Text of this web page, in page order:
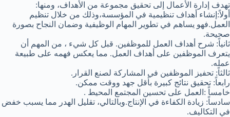
تهدف إدارة الأعمال إلى تحقيق مجموعة من الأهداف، ومنها:
أولاً:إنشاء أهداف تنظيمية في المؤسسة،وذلك من خلال تنظيم
العمل.فهو يساهم في تطوير المهام الوظيفية وضمان النجاح بصورة
صحيحة.
ثانياً: شرح أهداف العمل للموظفين. قبل كل شيء ، من المهم أن
يتعرف الموظفين على أهداف العمل. مما يعكس فهمه على طبيعة
عمله.
ثالثاً: تحفيز الموظفين في المشاركة لصنع القرار.
رابعاً: تحقيق نتائج كبيرة بأقل جهد ووقت ممكن.
خامساً :العمل على تحسين المجتمع المحيط .
سادساً: زيادة الكفاءة في الإنتاج.وبالتالي، تقليل الهدر مما يسبب خفض
في التكاليف.